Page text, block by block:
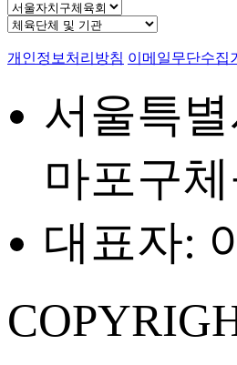
개인정보처리방침 이메일무단수집
서울특
마포구
대표자: